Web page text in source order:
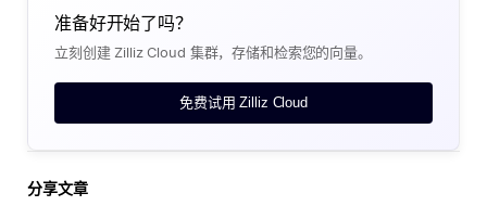
准备好开始了吗？
立刻创建 Zilliz Cloud 集群，存储和检索您的向量。
免费试用 Zilliz Cloud
分享文章